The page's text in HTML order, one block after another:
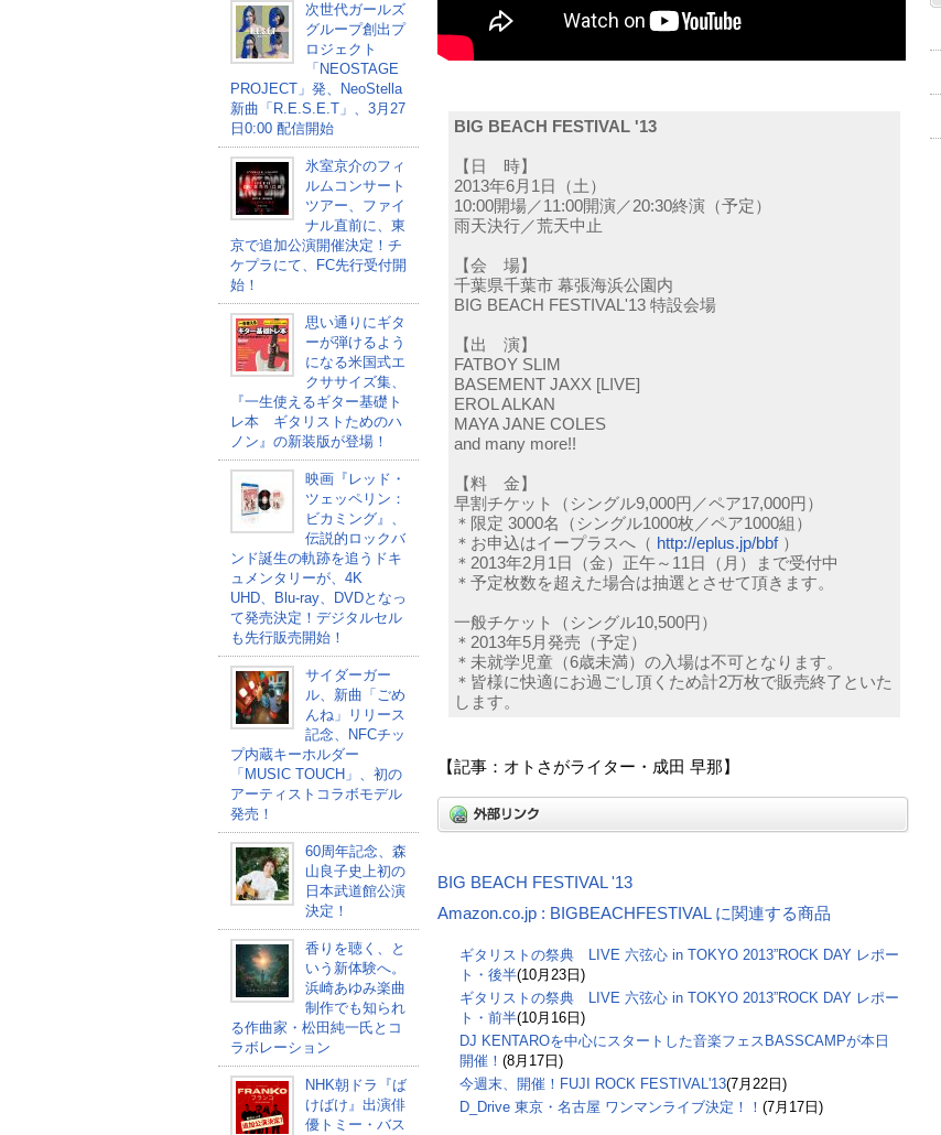
次世代ガールズ
グループ創出プ
ロジェクト
「NEOSTAGE
PROJECT」発、NeoStella
新曲「R.E.S.E.T」、3月27
日0:00 配信開始
氷室京介のフィ
ルムコンサート
ツアー、ファイ
ナル直前に、東
京で追加公演開催決定！チ
ケプラにて、FC先行受付開
始！
思い通りにギタ
ーが弾けるよう
になる米国式エ
クササイズ集、
『一生使えるギター基礎ト
レ本 ギタリストためのハ
ノン』の新装版が登場！
映画『レッド・
ツェッペリン：
ビカミング』、
伝説的ロックバ
ンド誕生の軌跡を追うドキ
ュメンタリーが、4K
UHD、Blu-ray、DVDとなっ
て発売決定！デジタルセル
も先行販売開始！
サイダーガー
ル、新曲「ごめ
んね」リリース
記念、NFCチッ
プ内蔵キーホルダー
「MUSIC TOUCH」、初の
アーティストコラボモデル
発売！
60周年記念、森
山良子史上初の
日本武道館公演
決定！
香りを聴く、と
いう新体験へ。
浜崎あゆみ楽曲
制作でも知られ
る作曲家・松田純一氏とコ
ラボレーション
NHK朝ドラ『ば
けばけ』出演俳
優トミー・バス
BIG BEACH FESTIVAL '13
【日 時】
2013年6月1日（土）
10:00開場／11:00開演／20:30終演（予定）
雨天決行／荒天中止
【会 場】
千葉県千葉市 幕張海浜公園内
BIG BEACH FESTIVAL'13 特設会場
【出 演】
FATBOY SLIM
BASEMENT JAXX [LIVE]
EROL ALKAN
MAYA JANE COLES
and many more!!
【料 金】
早割チケット（シングル9,000円／ペア17,000円）
＊限定 3000名（シングル1000枚／ペア1000組）
＊お申込はイープラスへ（ http://eplus.jp/bbf）
＊2013年2月1日（金）正午～11日（月）まで受付中
＊予定枚数を超えた場合は抽選とさせて頂きます。
一般チケット（シングル10,500円）
＊2013年5月発売（予定）
＊未就学児童（6歳未満）の入場は不可となります。
＊皆様に快適にお過ごし頂くため計2万枚で販売終了といた
します。
【記事：オトさがライター・成田 早那】
BIG BEACH FESTIVAL '13
Amazon.co.jp : BIGBEACHFESTIVAL に関連する商品
ギタリストの祭典 LIVE 六弦心 in TOKYO 2013”ROCK DAY レポー
ト・後半(10月23日)
ギタリストの祭典 LIVE 六弦心 in TOKYO 2013”ROCK DAY レポー
ト・前半(10月16日)
DJ KENTAROを中心にスタートした音楽フェスBASSCAMPが本日
開催！ (8月17日)
今週末、開催！FUJI ROCK FESTIVAL'13(7月22日)
D_Drive 東京・名古屋 ワンマンライブ決定！！ (7月17日)